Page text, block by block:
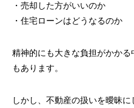
・売却した方がいいのか
・住宅ローンはどうなるのか
精神的にも大きな負担がかか
もあります。
しかし、不動産の扱いを曖昧